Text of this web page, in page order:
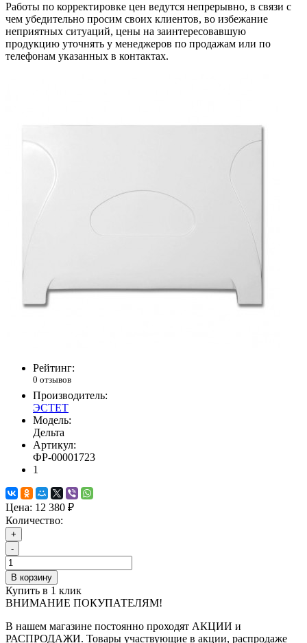
Работы по корректировке цен ведутся непрерывно, в связи с
чем убедительно просим своих клиентов, во избежание
неприятных ситуаций, цены на заинтересовавшую
продукцию уточнять у менеджеров по продажам или по
телефонам указанных в контактах.
Рейтинг:
0 отзывов
Производитель:
ЭСТЕТ
Модель:
Дельта
Артикул:
ФР-00001723
1
Цена: 12 380 ₽
Количество:
+
-
В корзину
Купить в 1 клик
ВНИМАНИЕ ПОКУПАТЕЛЯМ!
В нашем магазине постоянно проходят АКЦИИ и
РАСПРОДАЖИ. Товары участвующие в акции, распродаже